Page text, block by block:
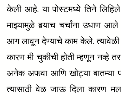
केली आहे. या पोस्टमध्ये तिने
माझ्यामुळे बर्‍याच चर्चांना उधाण आले
आग लावून देण्याचे काम केले.
कारण मी चुकीची होती म्हणून नव्हे तर
अनेक अफवा आणि खोट्या बातम्या
त्यासाठी वेळ जाऊ दिला कारण